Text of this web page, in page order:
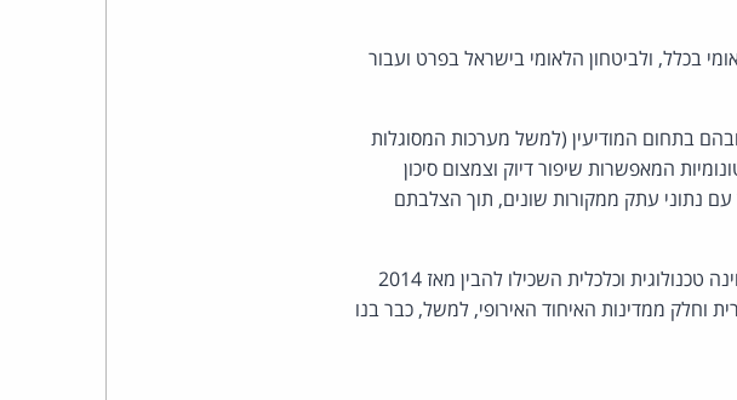
בכלל, ולביטחון הלאומי בישראל בפרט ועבור
בתחום המודיעין (למשל מערכות המסוגלות
המאפשרות שיפור דיוק וצמצום סיכון
נתוני עתק ממקורות שונים, תוך הצלבתם
המחקר מתריע כי מדינות רבות ובהן גם המעצמות המובילות בעולם מבחינה טכנולוגית וכלכלית השכילו להבין מאז 2014
וחלק ממדינות האיחוד האירופי, למשל, כבר בנו